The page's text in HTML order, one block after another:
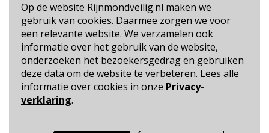
Op de website Rijnmondveilig.nl maken we
gebruik van cookies. Daarmee zorgen we voor
een relevante website. We verzamelen ook
informatie over het gebruik van de website,
onderzoeken het bezoekersgedrag en gebruiken
deze data om de website te verbeteren. Lees alle
informatie over cookies in onze Privacy-
verklaring.
Blijf op de hoogte
Cookie- en Privacybeleid
Toegankelijkheid